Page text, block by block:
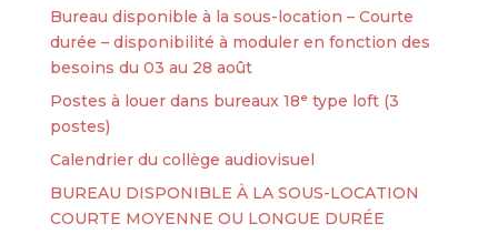
Bureau disponible à la sous-location – Courte
durée – disponibilité à moduler en fonction des
besoins du 03 au 28 août
Postes à louer dans bureaux 18ᵉ type loft (3
postes)
Calendrier du collège audiovisuel
BUREAU DISPONIBLE À LA SOUS-LOCATION
COURTE MOYENNE OU LONGUE DURÉE